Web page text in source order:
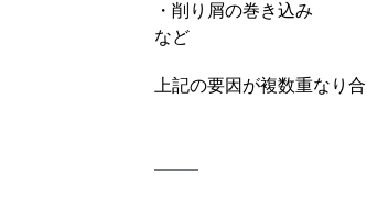
・削り屑の巻き込み
など
上記の要因が複数重なり